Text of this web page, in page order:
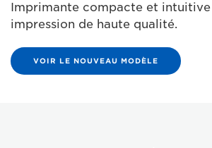
Imprimante compacte et intuitive
impression de haute qualité.
VOIR LE NOUVEAU MODÈLE